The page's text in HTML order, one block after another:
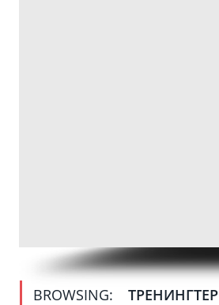
BROWSING: ТРЕНИНГТЕР